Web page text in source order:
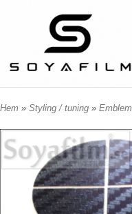
Hem » Styling / tuning » Emblem